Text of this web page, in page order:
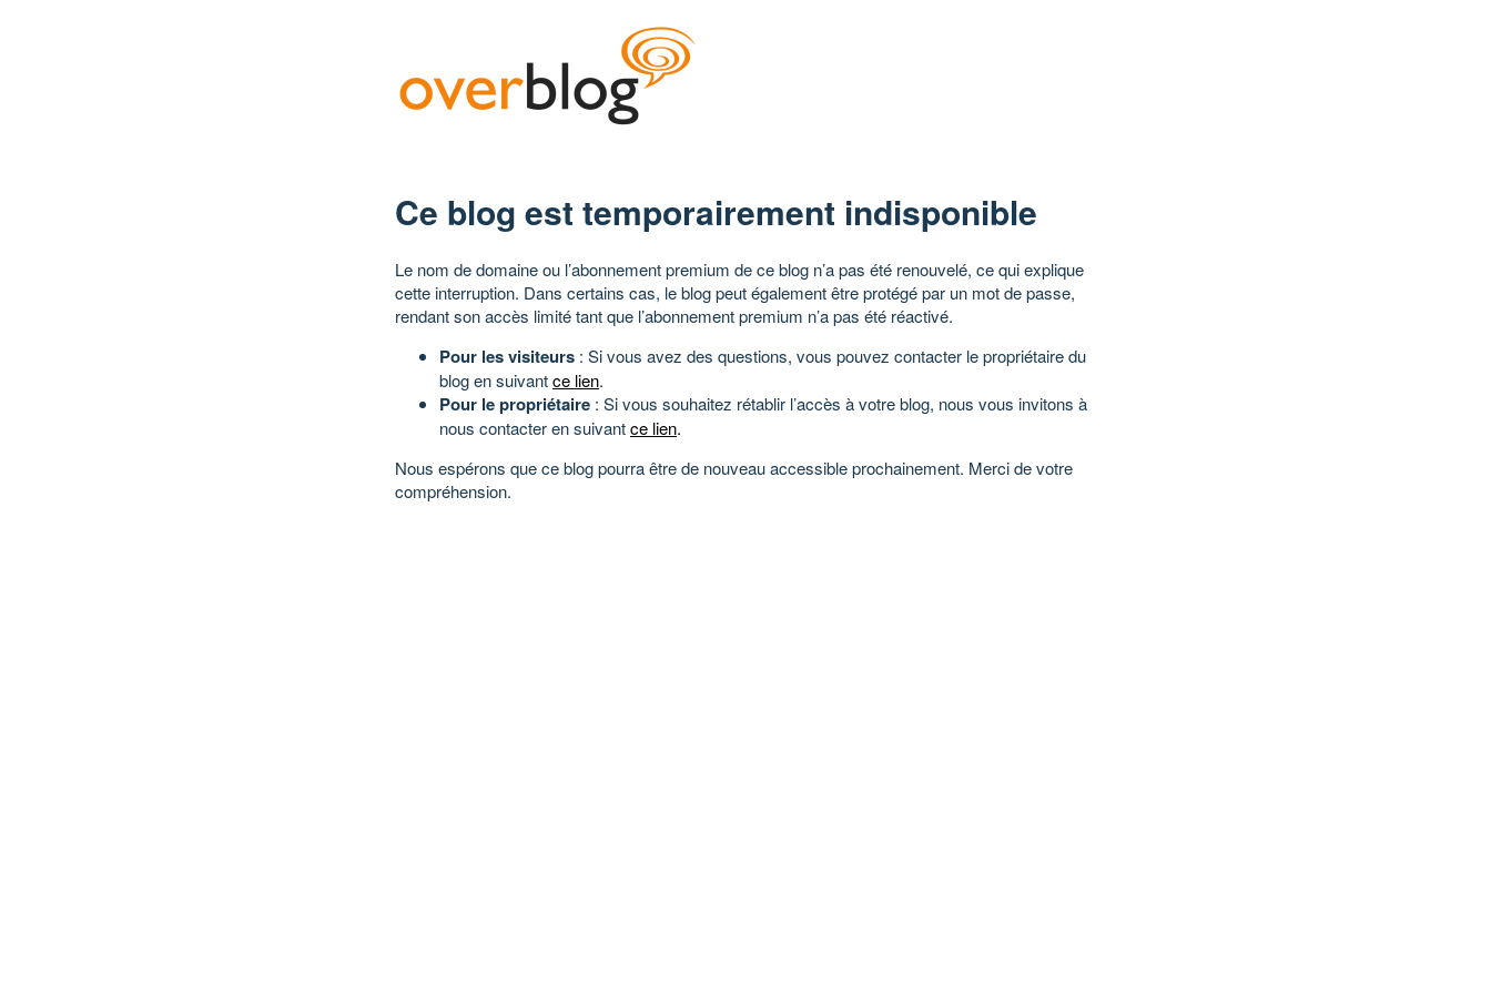
Ce blog est temporairement indisponible
Le nom de domaine ou l’abonnement premium de ce blog n’a pas été renouvelé, ce qui explique
cette interruption. Dans certains cas, le blog peut également être protégé par un mot de passe,
rendant son accès limité tant que l’abonnement premium n’a pas été réactivé.
Pour les visiteurs : Si vous avez des questions, vous pouvez contacter le propriétaire du
blog en suivantce lien.
Pour le propriétaire : Si vous souhaitez rétablir l’accès à votre blog, nous vous invitons à
nous contacter en suivantce lien.
Nous espérons que ce blog pourra être de nouveau accessible prochainement. Merci de votre
compréhension.